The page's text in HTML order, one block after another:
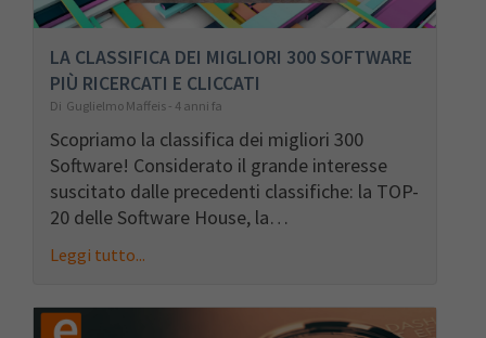
LA CLASSIFICA DEI MIGLIORI 300 SOFTWARE
PIÙ RICERCATI E CLICCATI
Di Guglielmo Maffeis - 4 anni fa
Scopriamo la classifica dei migliori 300
Software! Considerato il grande interesse
suscitato dalle precedenti classifiche: la TOP-
20 delle Software House, la…
Leggi tutto...